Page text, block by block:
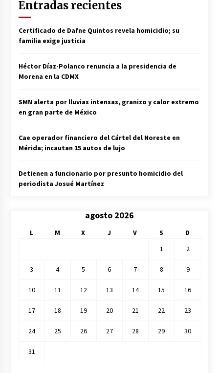
Entradas recientes
Certificado de Dafne Quintos revela homicidio; su
familia exige justicia
Héctor Díaz-Polanco renuncia a la presidencia de
Morena en la CDMX
SMN alerta por lluvias intensas, granizo y calor extremo
en gran parte de México
Cae operador financiero del Cártel del Noreste en
Mérida; incautan 15 autos de lujo
Detienen a funcionario por presunto homicidio del
periodista Josué Martínez
agosto 2026
L M X J V S
D
1
2
3 4 5 6 7 8 9
10 11 12 13 14 15 16
17 18 19 20 21 22 23
24 25 26 27 28 29 30
31